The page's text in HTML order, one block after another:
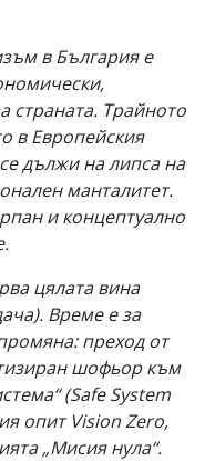
в България е
страната. Трайното
в Европейския
дължи на липса на
манталитет.
и концептуално
цялата вина
Време е за
преход от
шофьор към
(Safe System
опит Vision Zero,
„Мисия нула“.